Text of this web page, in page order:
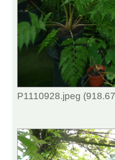
P1110928.jpeg